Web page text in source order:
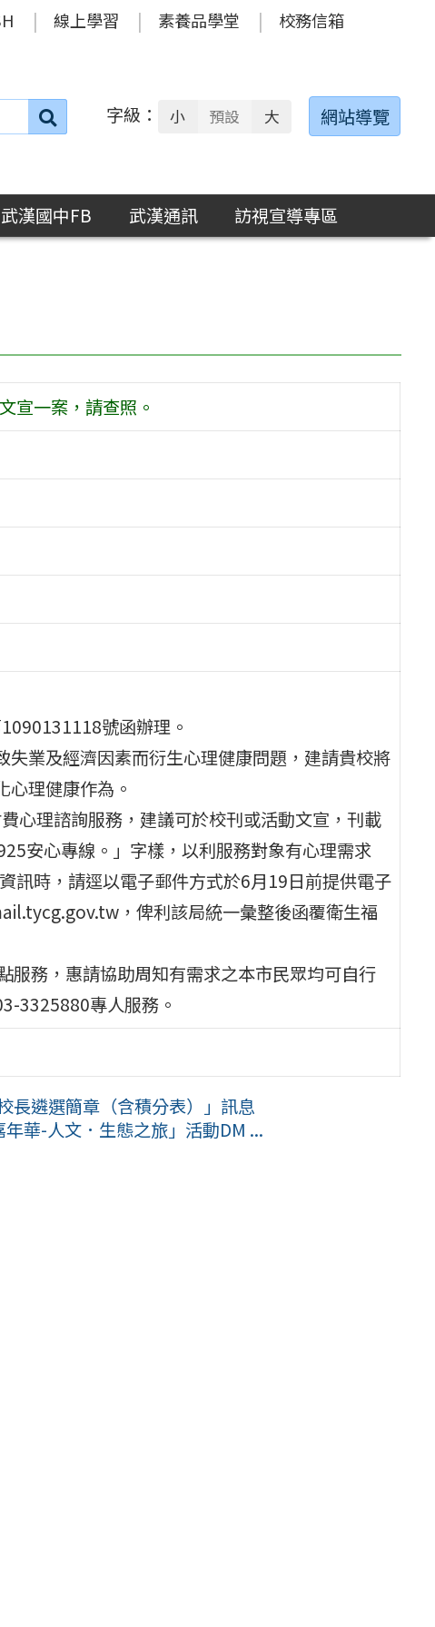
線上學習 素養品學堂 校務信箱
搜
字級： 小 預設 大 網站導覽
武漢國中FB 武漢通訊
訪視宣導專區
宣一案，請查照。
號函辦理。
業及經濟因素而衍生心理健康問題，建請貴校將
理健康作為。
心理諮詢服務，建議可於校刊或活動文宣，刊載
安心專線。」字樣，以利服務對象有心理需求
訊時，請逕以電子郵件方式於6月19日前提供電子
，俾利該局統一彙整後函覆衛生福
服務，惠請協助周知有需求之本市民眾均可自行
3325880專人服務。
長遴選簡章（含積分表）」訊息
華-人文．生態之旅」活動DM ...